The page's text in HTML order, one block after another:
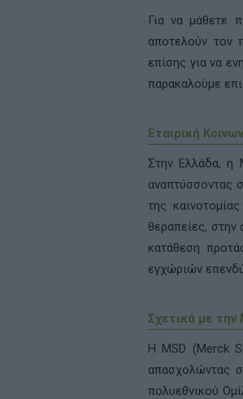
Για να μάθετε
αποτελούν τον
επίσης για να
παρακαλούμε
Εταιρική
Στην Ελλάδα, η
αναπτύσσοντας
της
θεραπείες,
κατάθεση
εγχώριών
Σχετικά με την
Η MSD (Merck
απασχολώντας
πολυεθνικού